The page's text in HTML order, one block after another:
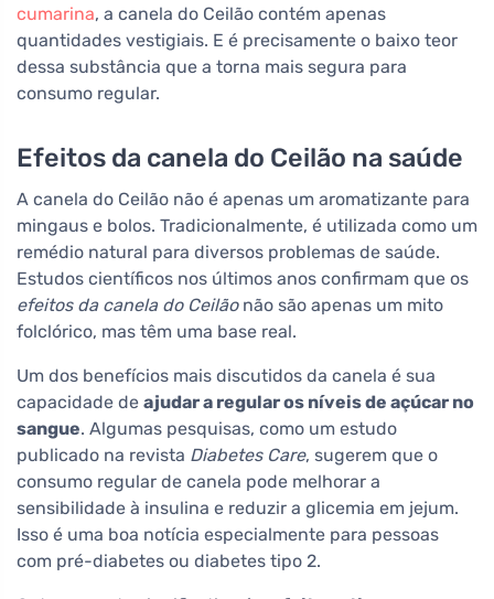
cumarina, a canela do Ceilão contém apenas
quantidades vestigiais. E é precisamente o baixo teor
dessa substância que a torna mais segura para
consumo regular.
Efeitos da canela do Ceilão na saúde
A canela do Ceilão não é apenas um aromatizante para
mingaus e bolos. Tradicionalmente, é utilizada como um
remédio natural para diversos problemas de saúde.
Estudos científicos nos últimos anos confirmam que os
efeitos da canela do Ceilãonão são apenas um mito
folclórico, mas têm uma base real.
Um dos benefícios mais discutidos da canela é sua
capacidade de ajudar a regular os níveis de açúcar no
sangue. Algumas pesquisas, como um estudo
publicado na revista Diabetes Care, sugerem que o
consumo regular de canela pode melhorar a
sensibilidade à insulina e reduzir a glicemia em jejum.
Isso é uma boa notícia especialmente para pessoas
com pré-diabetes ou diabetes tipo 2.